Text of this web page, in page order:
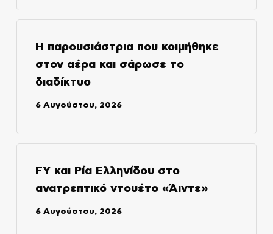
Η παρουσιάστρια που κοιμήθηκε
στον αέρα και σάρωσε το
διαδίκτυο
6 Αυγούστου, 2026
FY και Ρία Ελληνίδου στο
ανατρεπτικό ντουέτο «Άιντε»
6 Αυγούστου, 2026